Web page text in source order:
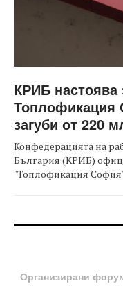
КРИБ настоява
Топлофикация
загуби от 220
Конфедерацията на
България (КРИБ)
"Топлофикация
Организирани